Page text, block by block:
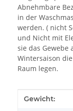
Abnehmbare
in der
werden. ( nicht
und Nicht mit
sie das Gewebe
Wintersaison
Raum legen.
Wert
Gewicht: